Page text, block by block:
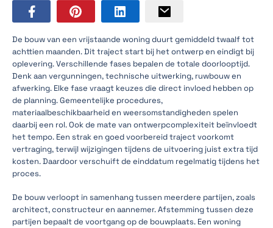
De bouw van een vrijstaande woning duurt gemiddeld twaalf tot
achttien maanden. Dit traject start bij het ontwerp en eindigt bij
oplevering. Verschillende fases bepalen de totale doorlooptijd.
Denk aan vergunningen, technische uitwerking, ruwbouw en
afwerking. Elke fase vraagt keuzes die direct invloed hebben op
de planning. Gemeentelijke procedures,
materiaalbeschikbaarheid en weersomstandigheden spelen
daarbij een rol. Ook de mate van ontwerpcomplexiteit beïnvloedt
het tempo. Een strak en goed voorbereid traject voorkomt
vertraging, terwijl wijzigingen tijdens de uitvoering juist extra tijd
kosten. Daardoor verschuift de einddatum regelmatig tijdens het
proces.
De bouw verloopt in samenhang tussen meerdere partijen, zoals
architect, constructeur en aannemer. Afstemming tussen deze
partijen bepaalt de voortgang op de bouwplaats. Een woning